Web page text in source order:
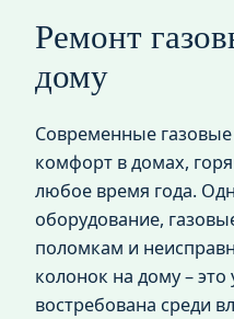
Ремонт
дому
Современные
комфорт в домах,
любое время года.
оборудование,
поломкам и
колонок на дому – это
востребована среди